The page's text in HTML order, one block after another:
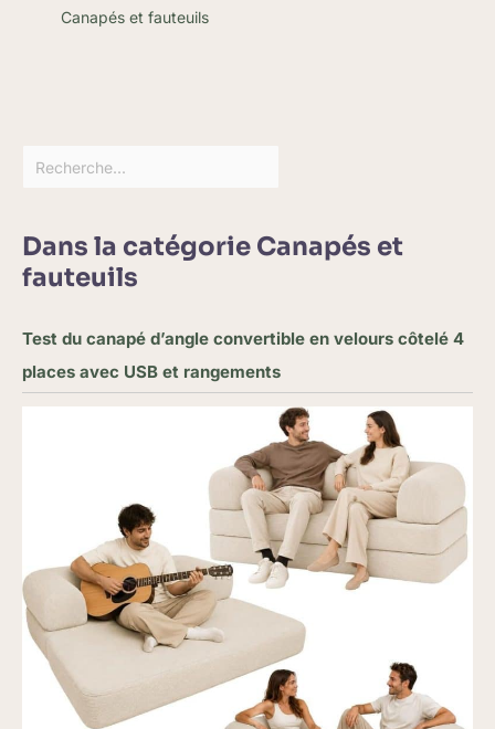
Canapés et fauteuils
Dans la catégorie Canapés et
fauteuils
Test du canapé d’angle convertible en velours côtelé 4
places avec USB et rangements